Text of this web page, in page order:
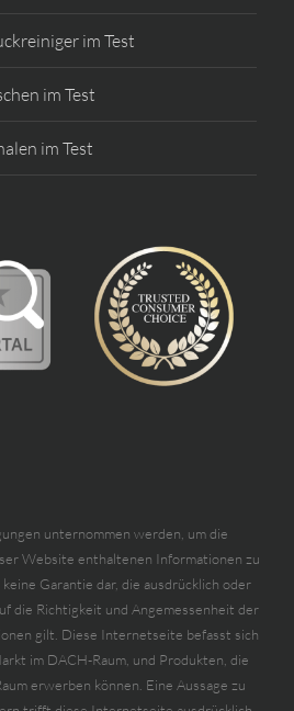
im Test
im Test
im Test
unternommen werden, um die
Website enthaltenen Informationen zu
Garantie dar, die ausdrücklich oder
die Richtigkeit und Angemessenheit der
gilt. Diese Internetseite befasst sich
im DACH-Raum, und Produkten, die
erwerben können. Eine Aussage zu